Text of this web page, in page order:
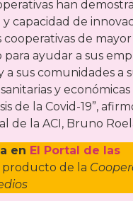
han
capacidad de
cooperativas de
para ayudar a sus
a sus comunidades a
y
de la Covid-19”,
de la ACI, Bruno
en El Portal de las
producto de la